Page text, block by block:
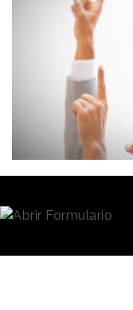
Redacción 05/10/2022 ·
“La atención es